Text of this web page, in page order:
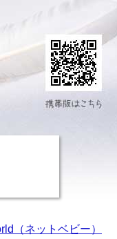
（ネットベビー）